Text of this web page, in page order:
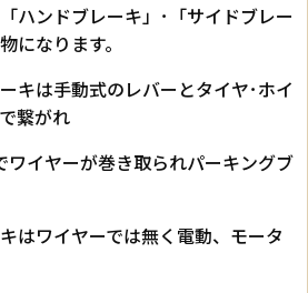
ハンドブレーキ」･「サイドブレー
になります。
キは手動式のレバーとタイヤ･ホイ
繋がれ
ワイヤーが巻き取られパーキングブ
はワイヤーでは無く電動、モータ